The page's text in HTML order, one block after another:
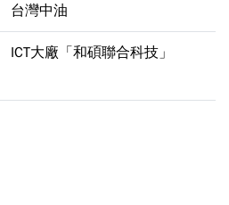
台灣中油
ICT大廠「和碩聯合科技」